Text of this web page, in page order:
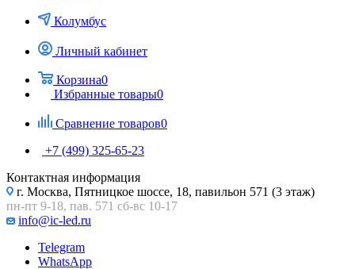
Колумбус
Личный кабинет
Корзина0
Избранные товары0
Сравнение товаров0
+7 (499) 325-65-23
Контактная информация
г. Москва, Пятницкое шоссе, 18, павильон 571 (3 этаж)
пн-пт 9-18, пав. 571 сб-вс 10-17
info@ic-led.ru
Telegram
WhatsApp